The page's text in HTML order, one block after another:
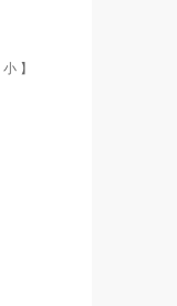
小 】